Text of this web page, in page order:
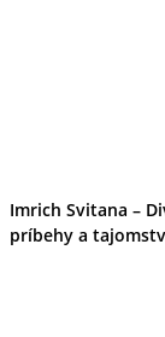
Imrich Svitana –
príbehy a